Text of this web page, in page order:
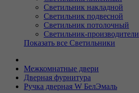
Светильник накладной
Светильник подвесной
Светильник потолочный
Светильник-производители
Показать все Светильники
Межкомнатные двери
Дверная фурнитура
Ручка дверная W БелЭмаль